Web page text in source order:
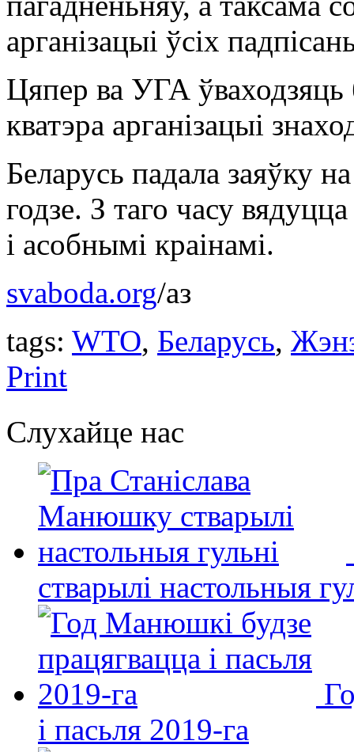
арганізацыі ўсіх
Цяпер ва УГА
кватэра арганізацыі
Беларусь падала заяўку
годзе. З таго часу
і асобнымі краінамі.
svaboda.org/аз
tags: WTO, Беларусь,
Print
Слухайце нас
стварылі настольныя
і пасьля 2019-га